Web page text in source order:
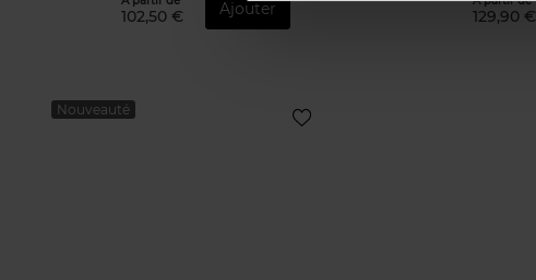
102,50 € Ajouter 129,90 €
Nouveauté